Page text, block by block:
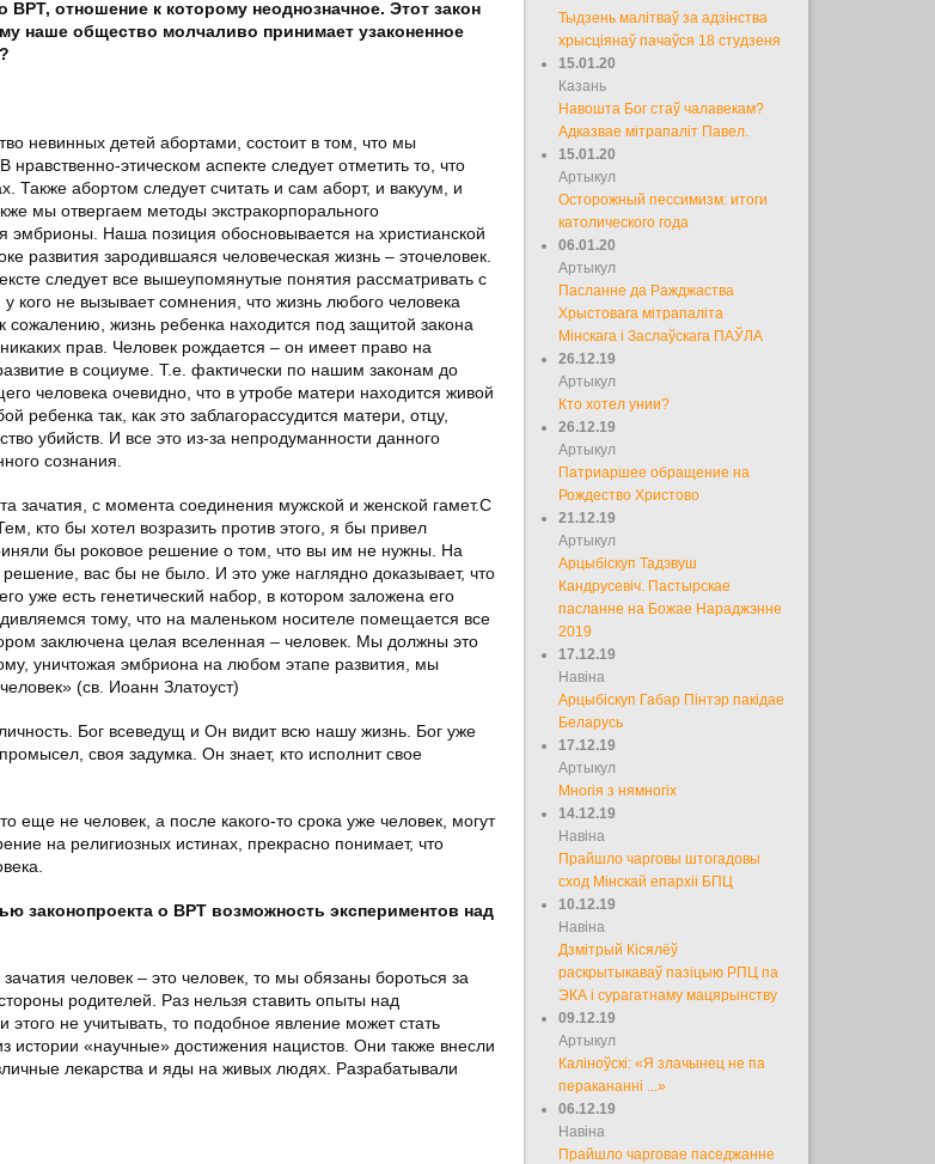
отношение к которому неоднозначное. Этот закон
наше общество молчаливо принимает узаконенное
невинных детей абортами, состоит в том, что мы
этическом аспекте следует отметить то, что
Также абортом следует считать и сам аборт, и вакуум, и
мы отвергаем методы экстракорпорального
эмбрионы. Наша позиция обосновывается на христианской
развития зародившаяся человеческая жизнь – эточеловек.
следует все вышеупомянутые понятия рассматривать с
кого не вызывает сомнения, что жизнь любого человека
жизнь ребенка находится под защитой закона
прав. Человек рождается – он имеет право на
в социуме. Т.е. фактически по нашим законам до
человека очевидно, что в утробе матери находится живой
ребенка так, как это заблагорассудится матери, отцу,
убийств. И все это из-за непродуманности данного
сознания.
зачатия, с момента соединения мужской и женской гамет.С
кто бы хотел возразить против этого, я бы привел
бы роковое решение о том, что вы им не нужны. На
вас бы не было. И это уже наглядно доказывает, что
уже есть генетический набор, в котором заложена его
тому, что на маленьком носителе помещается все
заключена целая вселенная – человек. Мы должны это
уничтожая эмбриона на любом этапе развития, мы
(св. Иоанн Златоуст)
Бог всеведущ и Он видит всю нашу жизнь. Бог уже
своя задумка. Он знает, кто исполнит свое
еще не человек, а после какого-то срока уже человек, могут
на религиозных истинах, прекрасно понимает, что
законопроекта о ВРТ возможность экспериментов над
человек – это человек, то мы обязаны бороться за
родителей. Раз нельзя ставить опыты над
не учитывать, то подобное явление может стать
истории «научные» достижения нацистов. Они также внесли
лекарства и яды на живых людях. Разрабатывали
Тыдзень малітваў за адзінства
хрысціянаў пачаўся 18 студзеня
15.01.20
Казань
Навошта Бог стаў чалавекам?
Адказвае мітрапаліт Павел.
15.01.20
Артыкул
Осторожный пессимизм: итоги
католического года
06.01.20
Артыкул
Пасланне да Ражджаства
Хрыстовага мітрапаліта
Мінскага і Заслаўскага ПАЎЛА
26.12.19
Артыкул
Кто хотел унии?
26.12.19
Артыкул
Патриаршее обращение на
Рождество Христово
21.12.19
Артыкул
Арцыбіскуп Тадэвуш
Кандрусевіч. Пастырскае
пасланне на Божае Нараджэнне
2019
17.12.19
Навіна
Арцыбіскуп Габар Пінтэр пакідае
Беларусь
17.12.19
Артыкул
Многія з нямногіх
14.12.19
Навіна
Прайшло чарговы штогадовы
сход Мінскай епархіі БПЦ
10.12.19
Навіна
Дзмітрый Кісялёў
раскрытыкаваў пазіцыю РПЦ па
ЭКА і сурагатнаму мацярынству
09.12.19
Артыкул
Каліноўскі: «Я злачынец не па
перакананні ...»
06.12.19
Навіна
Прайшло чарговае паседжанне